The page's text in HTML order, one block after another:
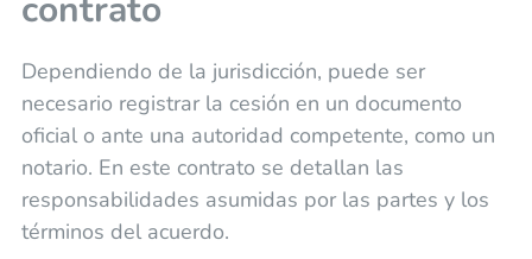
contrato
Dependiendo de la jurisdicción, puede ser
necesario registrar la cesión en un documento
oficial o ante una autoridad competente, como un
notario. En este contrato se detallan las
responsabilidades asumidas por las partes y los
términos del acuerdo.